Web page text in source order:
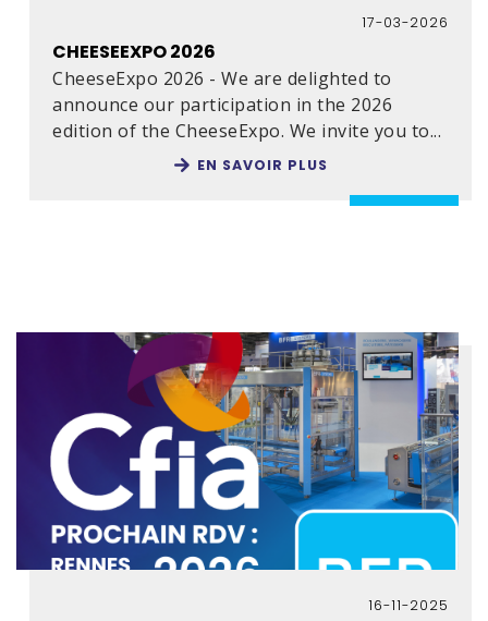
17-03-2026
CHEESEEXPO 2026
CheeseExpo 2026 - We are delighted to
announce our participation in the 2026
edition of the CheeseExpo. We invite you to...
EN SAVOIR PLUS
16-11-2025